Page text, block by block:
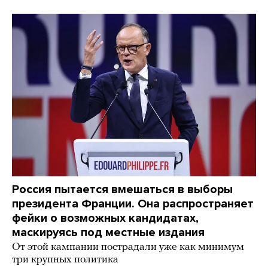
Россия пытается вмешаться в выборы
президента Франции. Она распространяет
фейки о возможных кандидатах,
маскируясь под местные издания
От этой кампании пострадали уже как минимум
три крупных политика